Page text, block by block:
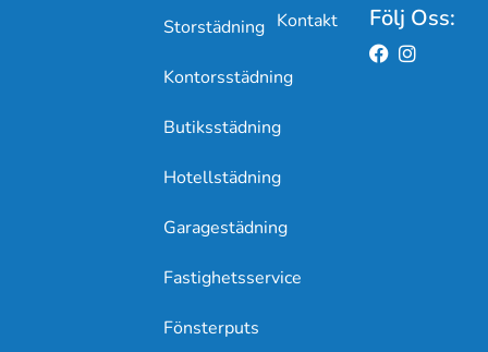
Storstädning
Kontorsstädning
Butiksstädning
Hotellstädning
Garagestädning
Fastighetsservice
Fönsterputs
Kontakt Följ Oss: